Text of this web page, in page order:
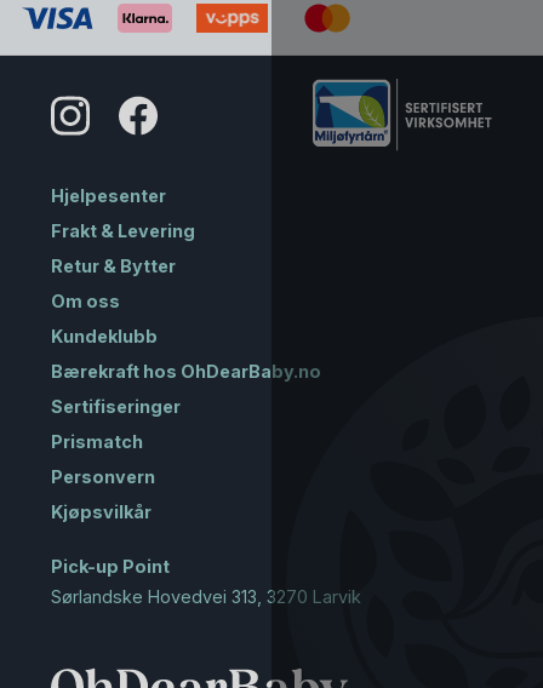
Hjelpesenter
Frakt & Levering
Retur & Bytter
Om oss
Kundeklubb
Bærekraft hos OhDearBaby.no
Sertifiseringer
Prismatch
Personvern
Kjøpsvilkår
Pick-up Point
Sørlandske Hovedvei 313, 3270 Larvik